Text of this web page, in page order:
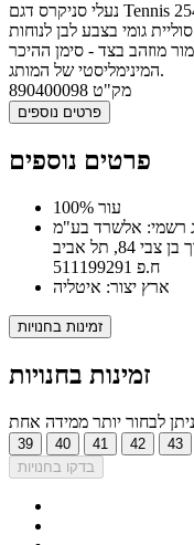
נעלי סניקרס דגם Tennis 2542 מבית Common Projects, עשויות עור
גומי בצבע לבן לנוחות
מוזהב בצד - סימן ההיכר
המינימליסטי של המותג.
מק"ט 890400098
פרטים נוספים
פרטים נוספים
100% עור
רשמי: אלשרד בע"מ
צבי 84, תל אביב
ח.פ 511199291
ארץ יצור: איטליה
זמינות בחנויות
זמינות בחנויות
לבחור יותר ממידה אחת
39 40 41 42 43
בדקו בחנויות